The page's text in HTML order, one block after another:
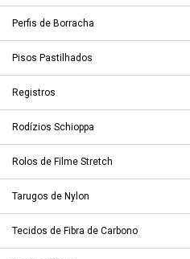
Perfis de Borracha
Pisos Pastilhados
Registros
Rodízios Schioppa
Rolos de Filme Stretch
Tarugos de Nylon
Tecidos de Fibra de Carbono